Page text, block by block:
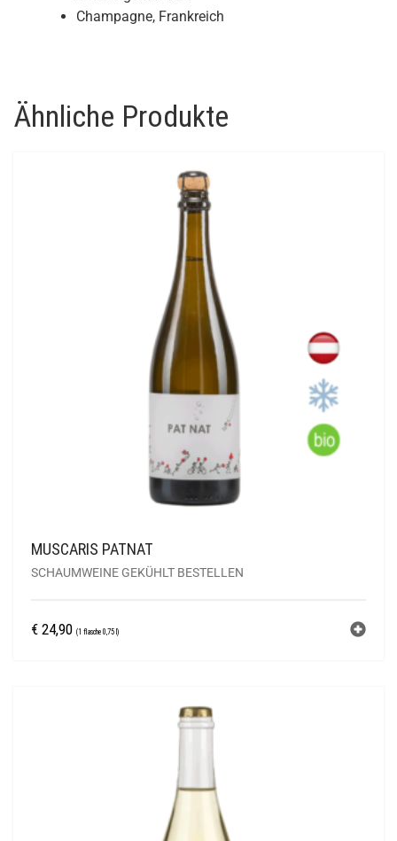
Champagne, Frankreich
Ähnliche Produkte
MUSCARIS PATNAT
SCHAUMWEINE GEKÜHLT BESTELLEN
€ 24,90 (1 flasche 0,75 l)